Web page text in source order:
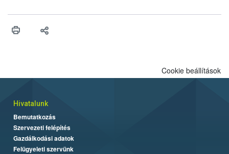
érésű szőlőkben is legyen lehetőség a károsító elleni további
felhasználók számára is elérhető és ökológiai termesztésben is
Cookie beállítások
Hivatalunk
Bemutatkozás
Szervezeti felépítés
Gazdálkodási adatok
Felügyeleti szervünk